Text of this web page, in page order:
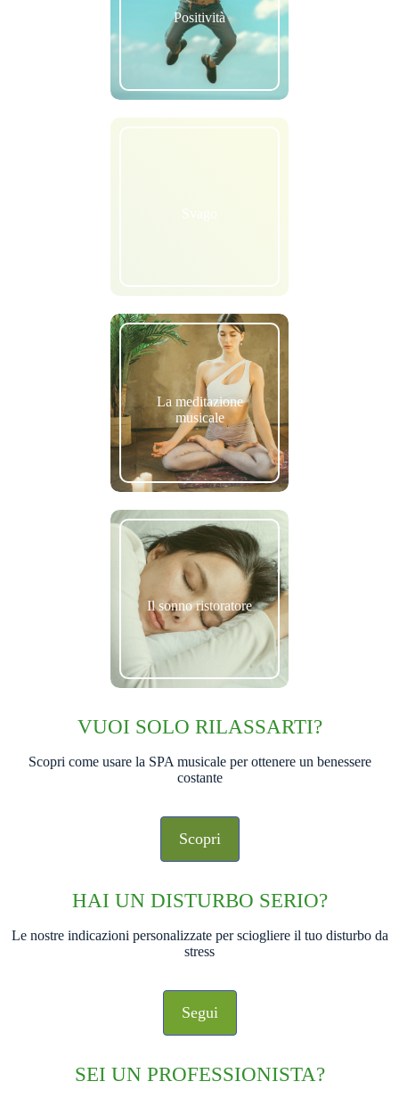
Positività
Svago
La meditazione
musicale
Il sonno ristoratore
VUOI SOLO RILASSARTI?
Scopri come usare la SPA musicale per ottenere un benessere
costante
Scopri
HAI UN DISTURBO SERIO?
Le nostre indicazioni personalizzate per sciogliere il tuo disturbo da
stress
Segui
SEI UN PROFESSIONISTA?